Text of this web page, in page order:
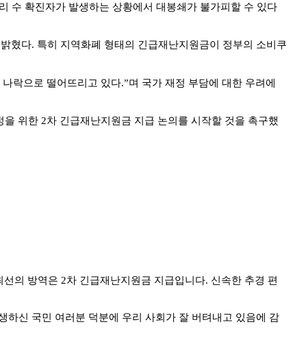
수 확진자가 발생하는 상황에서 대봉쇄가 불가피할 수 있다
혔다. 특히 지역화폐 형태의 긴급재난지원금이 정부의 소비쿠
락으로 떨어뜨리고 있다.”며 국가 재정 부담에 대한 우려에
을 위한 2차 긴급재난지원금 지급 논의를 시작할 것을 촉구했
선의 방역은 2차 긴급재난지원금 지급입니다. 신속한 추경 편
하신 국민 여러분 덕분에 우리 사회가 잘 버텨내고 있음에 감